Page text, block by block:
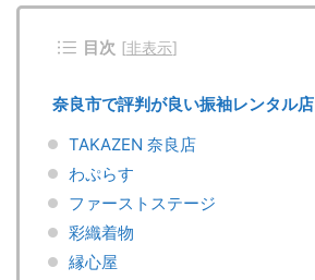
目次 [非表示]
奈良市で評判が良い振袖レンタル店
TAKAZEN 奈良店
わぷらす
ファーストステージ
彩織着物
縁心屋